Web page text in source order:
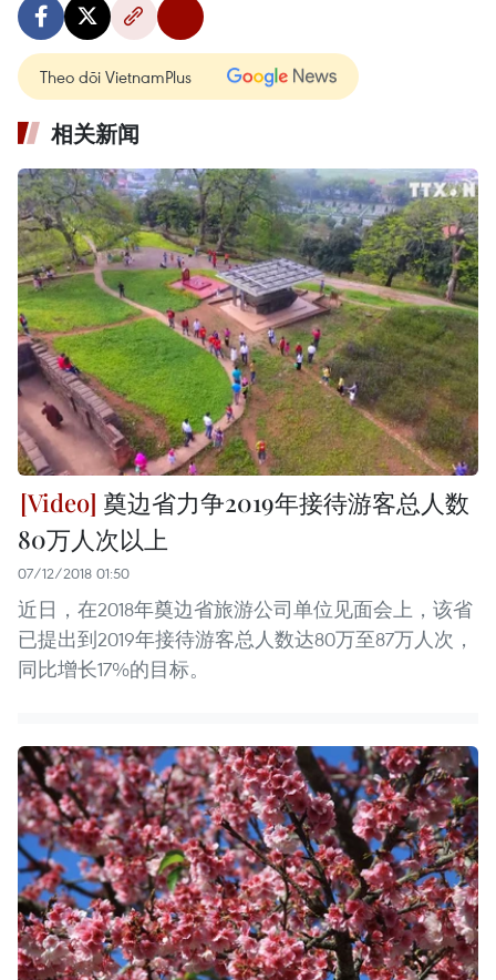
Theo dõi VietnamPlus
相关新闻
奠边省力争2019年接待游客总人数
80万人次以上
07/12/2018 01:50
近日，在2018年奠边省旅游公司单位见面会上，该省
已提出到2019年接待游客总人数达80万至87万人次，
同比增长17%的目标。